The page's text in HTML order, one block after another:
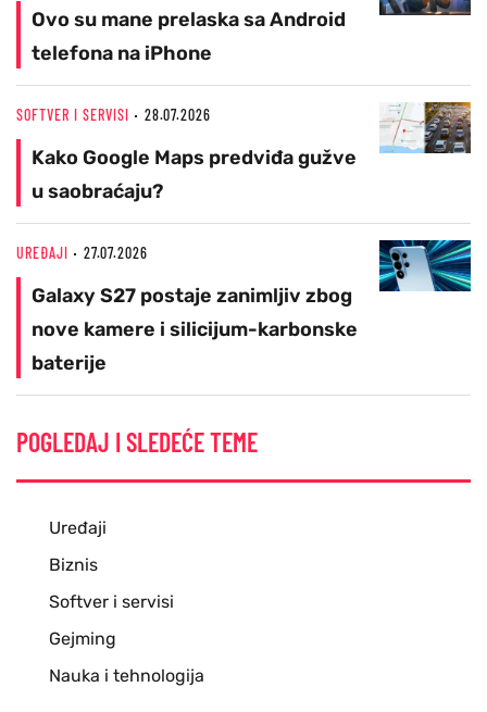
Ovo su mane prelaska sa Android
telefona na iPhone
SOFTVER I SERVISI 28.07.2026
Kako Google Maps predviđa gužve
u saobraćaju?
UREĐAJI 27.07.2026
Galaxy S27 postaje zanimljiv zbog
nove kamere i silicijum-karbonske
baterije
POGLEDAJ I SLEDEĆE TEME
Uređaji
Biznis
Softver i servisi
Gejming
Nauka i tehnologija